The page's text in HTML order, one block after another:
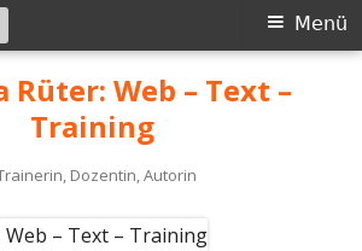
Web – Text –
Training
Dozentin, Autorin
Menü
Suchen
nach: